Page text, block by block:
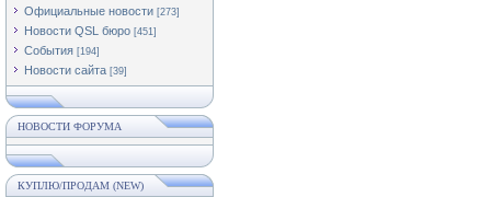
Официальные новости [273]
Новости QSL бюро [451]
События [194]
Новости сайта [39]
НОВОСТИ ФОРУМА
КУПЛЮ/ПРОДАМ (NEW)